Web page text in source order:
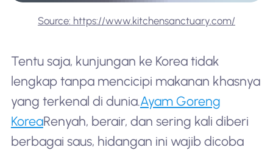
Source: https://www.kitchensanctuary.com/
Tentu saja, kunjungan ke Korea tidak
lengkap tanpa mencicipi makanan khasnya
yang terkenal di dunia.Ayam Goreng
KoreaRenyah, berair, dan sering kali diberi
berbagai saus, hidangan ini wajib dicoba